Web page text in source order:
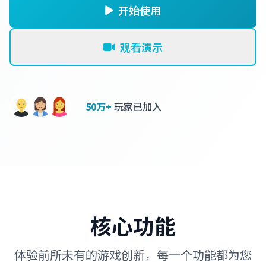
开始使用
观看演示
50万+ 玩家已加入
核心功能
体验前所未有的游戏创新，每一个功能都为您